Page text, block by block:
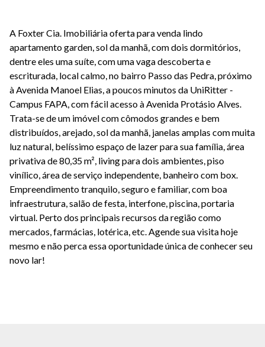
A Foxter Cia. Imobiliária oferta para venda lindo
apartamento garden, sol da manhã, com dois dormitórios,
dentre eles uma suíte, com uma vaga descoberta e
escriturada, local calmo, no bairro Passo das Pedra, próximo
à Avenida Manoel Elias, a poucos minutos da UniRitter -
Campus FAPA, com fácil acesso à Avenida Protásio Alves.
Trata-se de um imóvel com cômodos grandes e bem
distribuídos, arejado, sol da manhã, janelas amplas com muita
luz natural, belíssimo espaço de lazer para sua família, área
privativa de 80,35 m², living para dois ambientes, piso
vinílico, área de serviço independente, banheiro com box.
Empreendimento tranquilo, seguro e familiar, com boa
infraestrutura, salão de festa, interfone, piscina, portaria
virtual. Perto dos principais recursos da região como
mercados, farmácias, lotérica, etc. Agende sua visita hoje
mesmo e não perca essa oportunidade única de conhecer seu
novo lar!